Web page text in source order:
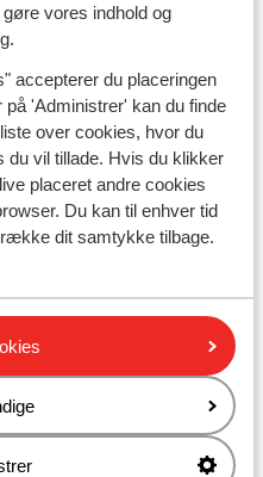
vores indhold og
accepterer du placeringen
'Administrer' kan du finde
over cookies, hvor du
vil tillade. Hvis du klikker
placeret andre cookies
Du kan til enhver tid
dit samtykke tilbage.
afbudsrejse til
en god - og en den
bestemt ikke en
muligheder for at
smukke solkyst
Langs kysten afløses
mens det
i dag!
del Sol